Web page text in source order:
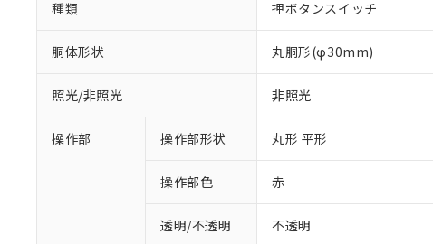
種類 押ボタンスイッチ
胴体形状 丸胴形(φ30mm)
照光/非照光 非照光
操作部 操作部形状 丸形 平形
操作部色 赤
透明/不透明 不透明